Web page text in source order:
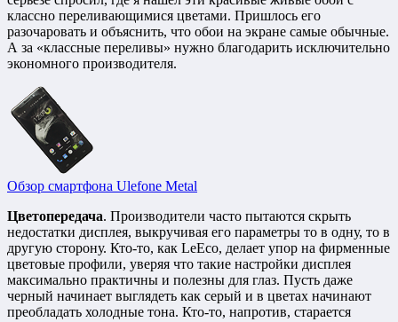
классно переливающимися цветами. Пришлось его
разочаровать и объяснить, что обои на экране самые обычные.
А за «классные переливы» нужно благодарить исключительно
экономного производителя.
Обзор смартфона Ulefone Metal
Цветопередача. Производители часто пытаются скрыть
недостатки дисплея, выкручивая его параметры то в одну, то в
другую сторону. Кто-то, как LeEco, делает упор на фирменные
цветовые профили, уверяя что такие настройки дисплея
максимально практичны и полезны для глаз. Пусть даже
черный начинает выглядеть как серый и в цветах начинают
преобладать холодные тона. Кто-то, напротив, старается